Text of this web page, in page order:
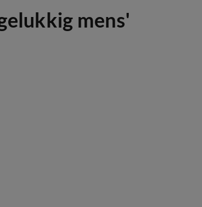
mens'